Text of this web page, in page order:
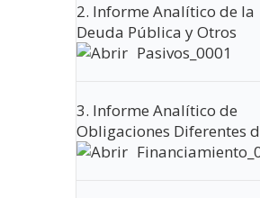
2. Informe Analítico de la
Deuda Pública y Otros
Pasivos_0001
3. Informe Analítico de
Obligaciones Diferentes